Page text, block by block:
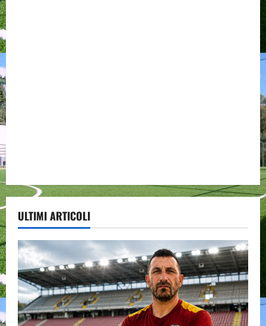
ULTIMI ARTICOLI